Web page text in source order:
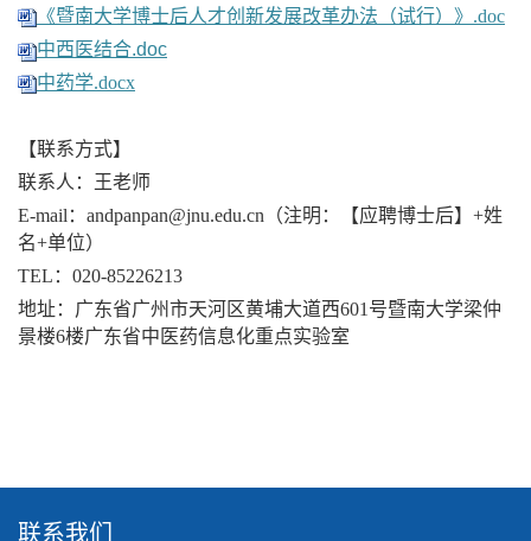
《暨南大学博士后人才创新发展改革办法（试行）》.doc
中西医结合.doc
中药学.docx
【联系方式】
联系人：
王老师
E-mail ： andpanpan@jnu.edu.cn （注明：【应聘博士后】 +姓
名+单位）
TEL ： 020-85226213
地址： 广东省广州市天河区黄埔大道西601 号暨南大学梁仲
景楼6楼广东省中医药信息化重点实验室
联系我们